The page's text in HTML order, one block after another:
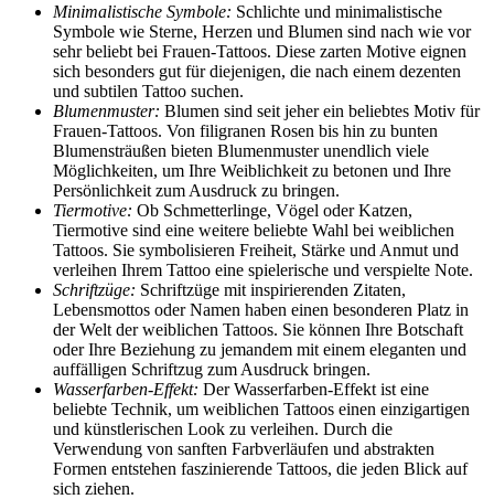
Minimalistische Symbole: Schlichte und minimalistische
Symbole wie Sterne, Herzen und Blumen sind nach wie vor
sehr beliebt bei Frauen-Tattoos. Diese zarten Motive eignen
sich besonders gut für diejenigen, die nach einem dezenten
und subtilen Tattoo suchen.
Blumenmuster: Blumen sind seit jeher ein beliebtes Motiv für
Frauen-Tattoos. Von filigranen Rosen bis hin zu bunten
Blumensträußen bieten Blumenmuster unendlich viele
Möglichkeiten, um Ihre Weiblichkeit zu betonen und Ihre
Persönlichkeit zum Ausdruck zu bringen.
Tiermotive: Ob Schmetterlinge, Vögel oder Katzen,
Tiermotive sind eine weitere beliebte Wahl bei weiblichen
Tattoos. Sie symbolisieren Freiheit, Stärke und Anmut und
verleihen Ihrem Tattoo eine spielerische und verspielte Note.
Schriftzüge: Schriftzüge mit inspirierenden Zitaten,
Lebensmottos oder Namen haben einen besonderen Platz in
der Welt der weiblichen Tattoos. Sie können Ihre Botschaft
oder Ihre Beziehung zu jemandem mit einem eleganten und
auffälligen Schriftzug zum Ausdruck bringen.
Wasserfarben-Effekt: Der Wasserfarben-Effekt ist eine
beliebte Technik, um weiblichen Tattoos einen einzigartigen
und künstlerischen Look zu verleihen. Durch die
Verwendung von sanften Farbverläufen und abstrakten
Formen entstehen faszinierende Tattoos, die jeden Blick auf
sich ziehen.